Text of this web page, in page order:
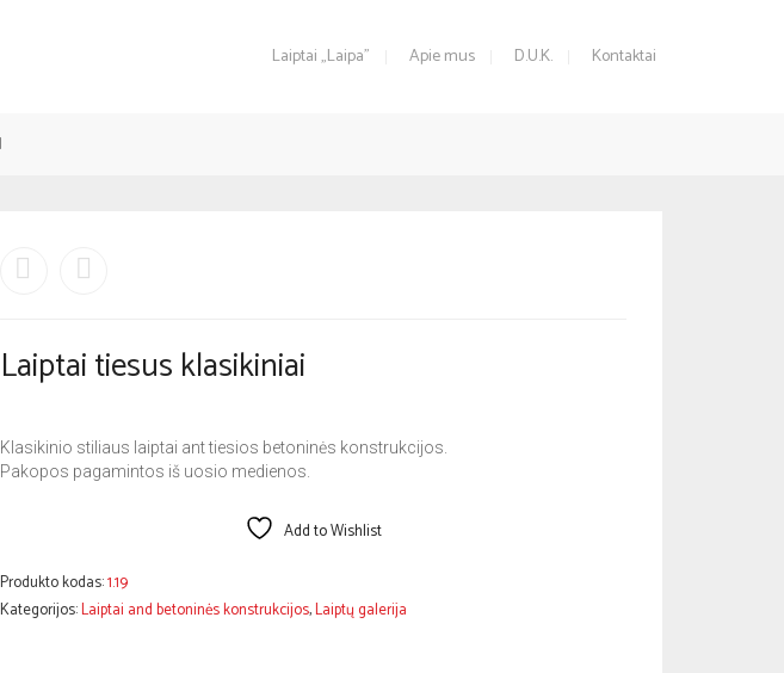
Laiptai „Laipa” Apie mus D.U.K. Kontaktai
Laiptai tiesus klasikiniai
Klasikinio stiliaus laiptai ant tiesios betoninės konstrukcijos.
Pakopos pagamintos iš uosio medienos.
Add to Wishlist
Produkto kodas:1.19
Kategorijos:Laiptai and betoninės konstrukcijos,Laiptų galerija